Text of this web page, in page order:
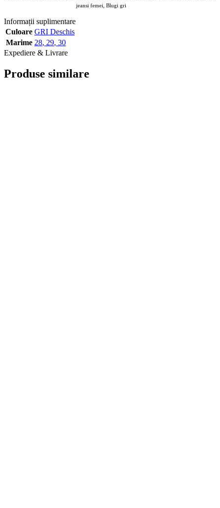
jeansi femei, Blugi gri
Informații suplimentare
Culoare GRI Deschis
Marime 28, 29, 30
Expediere & Livrare
Produse similare